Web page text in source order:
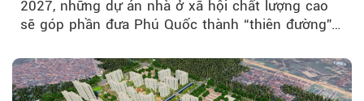
2027, những dự án nhà ở xã hội chất lượng cao
sẽ góp phần đưa Phú Quốc thành “thiên đường”